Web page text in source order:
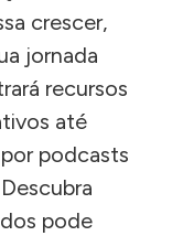
crescer,
jornada
recursos
até
podcasts
pode